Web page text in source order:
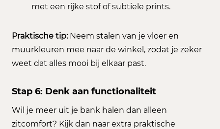
met een rijke stof of subtiele prints.
Praktische tip:Neem stalen van je vloer en
muurkleuren mee naar de winkel, zodat je zeker
weet dat alles mooi bij elkaar past.
Stap 6: Denk aan functionaliteit
Wil je meer uit je bank halen dan alleen
zitcomfort? Kijk dan naar extra praktische